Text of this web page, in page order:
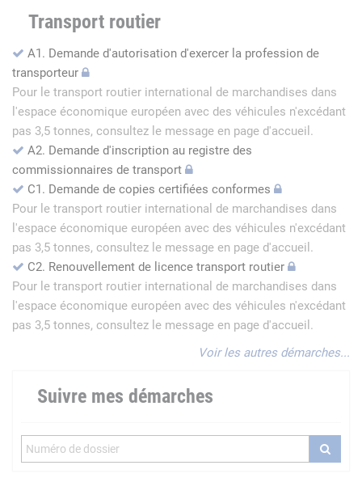
Transport routier
A1. Demande d'autorisation d'exercer la profession de
transporteur
Pour le transport routier international de marchandises dans
l'espace économique européen avec des véhicules n'excédant
pas 3,5 tonnes, consultez le message en page d'accueil.
A2. Demande d'inscription au registre des
commissionnaires de transport
C1. Demande de copies certifiées conformes
Pour le transport routier international de marchandises dans
l'espace économique européen avec des véhicules n'excédant
pas 3,5 tonnes, consultez le message en page d'accueil.
C2. Renouvellement de licence transport routier
Pour le transport routier international de marchandises dans
l'espace économique européen avec des véhicules n'excédant
pas 3,5 tonnes, consultez le message en page d'accueil.
Voir les autres démarches...
Suivre mes démarches